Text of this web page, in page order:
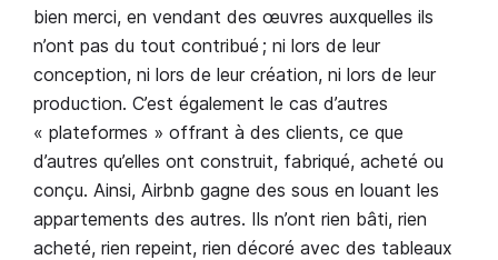
bien merci, en vendant des œuvres auxquelles ils
n’ont pas du tout contribué ; ni lors de leur
conception, ni lors de leur création, ni lors de leur
production. C’est également le cas d’autres
« plateformes » offrant à des clients, ce que
d’autres qu’elles ont construit, fabriqué, acheté ou
conçu. Ainsi, Airbnb gagne des sous en louant les
appartements des autres. Ils n’ont rien bâti, rien
acheté, rien repeint, rien décoré avec des tableaux